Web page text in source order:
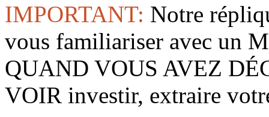
IMPORTANT: Notre
vous familiariser avec un
QUAND VOUS AVEZ
VOIR investir, extraire